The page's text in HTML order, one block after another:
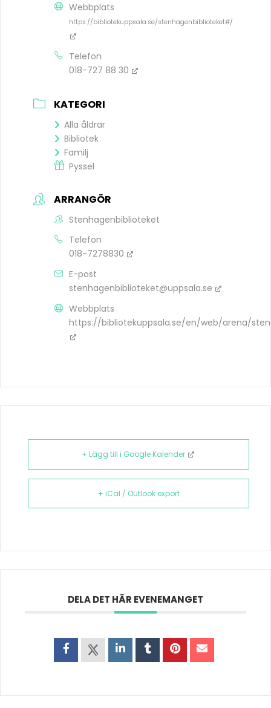
Webbplats
https://bibliotekuppsala.se/stenhagenbiblioteket#/
Telefon
018-727 88 30
KATEGORI
Alla åldrar
Bibliotek
Familj
Pyssel
ARRANGÖR
Stenhagenbiblioteket
Telefon
018-7278830
E-post
stenhagenbiblioteket@uppsala.se
Webbplats
https://bibliotekuppsala.se/en/web/arena/
+ Lägg till i Google Kalender
+ iCal / Outlook export
DELA DET HÄR EVENEMANGET